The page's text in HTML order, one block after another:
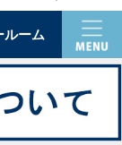
ルーム